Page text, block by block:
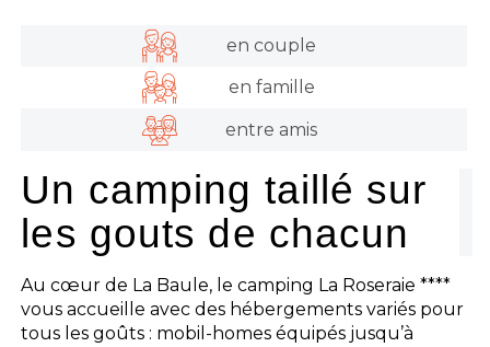
en couple
en famille
entre amis
Un camping taillé sur
les gouts de chacun
Au cœur de La Baule, le camping La Roseraie ****
vous accueille avec des hébergements variés pour
tous les goûts : mobil-homes équipés jusqu’à